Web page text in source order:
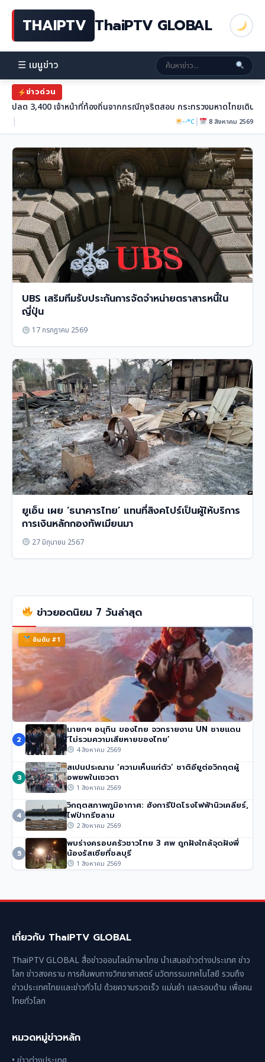
THAIPTV ThaiPTV GLOBAL
☰ เมนูข่าว
ข่าวด่วน
ปลด 3,400 เจ้าหน้าที่ท้องถิ่นจากกรณีทุจริตสอบ กระทรวงมหาดไทยเดินห
|
--°C| 8 สิงหาคม 2569
UBS เสริมทีมรับประกันการจัดจำหน่ายตราสารหนี้ใน
ญี่ปุ่น
17 กรกฎาคม 2569
ยูเอ็น เผย ‘ธนาคารไทย’ แทนที่สิงคโปร์เป็นผู้ให้บริการ
การเงินหลักกองทัพเมียนมา
27 มิถุนายน 2567
ข่าวยอดนิยม 7 วันล่าสุด
อันดับ #1
นักปีนเขาชื่อดัง นิมมัล ปูร์จา เสียชีวิตในหิมะถล่มปากีสถาน
54 วิว• 1 สิงหาคม 2569
2
นายกฯ อนุทิน ของไทย จวกรายงาน UN ชายแดน
‘ไม่รวมความเสียหายของไทย’
4 สิงหาคม 2569
3
สเปนประณาม ‘ความเห็นแก่ตัว’ ชาติอียูต่อวิกฤตผู้
อพยพในเซวตา
1 สิงหาคม 2569
4
วิกฤตสภาพภูมิอากาศ: ฮังการีปิดโรงไฟฟ้านิวเคลียร์,
ไฟป่ากรีซลาม
2 สิงหาคม 2569
5
พบร่างครอบครัวชาวไทย 3 ศพ ถูกฝังใกล้จุดฝังพี่
น้องรัสเซียที่ชลบุรี
1 สิงหาคม 2569
เกี่ยวกับ ThaiPTV GLOBAL
ThaiPTV GLOBAL สื่อข่าวออนไลน์ภาษาไทย นำเสนอข่าวต่างประเทศ ข่าว
โลก ข่าวสงคราม การค้นพบทางวิทยาศาสตร์ นวัตกรรมเทคโนโลยี รวมถึง
ข่าวประเทศไทยและข่าวทั่วไป ด้วยความรวดเร็ว แม่นยำ และรอบด้าน เพื่อคน
ไทยทั่วโลก
หมวดหมู่ข่าวหลัก